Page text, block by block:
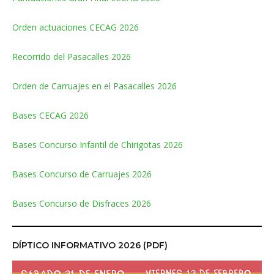
Orden actuaciones CECAG 2026
Recorrido del Pasacalles 2026
Orden de Carruajes en el Pasacalles 2026
Bases CECAG 2026
Bases Concurso Infantil de Chirigotas 2026
Bases Concurso de Carruajes 2026
Bases Concurso de Disfraces 2026
DÍPTICO INFORMATIVO 2026 (PDF)